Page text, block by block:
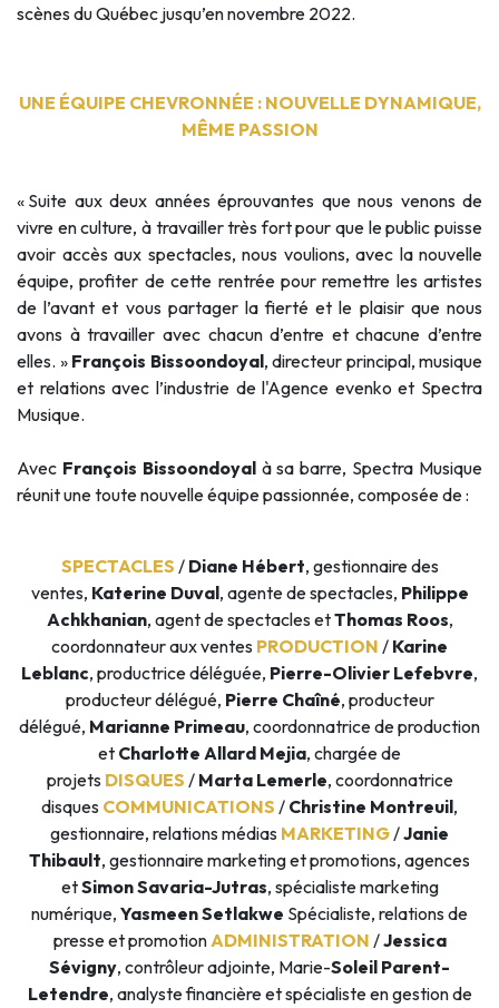
scènes du Québec jusqu’en novembre 2022.
UNE ÉQUIPE CHEVRONNÉE : NOUVELLE DYNAMIQUE,
MÊME PASSION
« Suite aux deux années éprouvantes que nous venons de
vivre en culture, à travailler très fort pour que le public puisse
avoir accès aux spectacles, nous voulions, avec la nouvelle
équipe, profiter de cette rentrée pour remettre les artistes
de l’avant et vous partager la fierté et le plaisir que nous
avons à travailler avec chacun d’entre et chacune d’entre
elles. » François Bissoondoyal, directeur principal, musique
et relations avec l’industrie de l'Agence evenko et Spectra
Musique.
Avec François Bissoondoyalà sa barre, Spectra Musique
réunit une toute nouvelle équipe passionnée, composée de :
SPECTACLES / Diane Hébert, gestionnaire des
ventes, Katerine Duval, agente de spectacles, Philippe
Achkhanian, agent de spectacles etThomas Roos,
coordonnateur aux ventes PRODUCTION / Karine
Leblanc, productrice déléguée, Pierre-Olivier Lefebvre,
producteur délégué, Pierre Chaîné, producteur
délégué, Marianne Primeau, coordonnatrice de production
et Charlotte Allard Mejia, chargée de
projets DISQUES / Marta Lemerle, coordonnatrice
disques COMMUNICATIONS / Christine Montreuil,
gestionnaire, relations médias MARKETING /Janie
Thibault, gestionnaire marketing et promotions, agences
etSimon Savaria-Jutras, spécialiste marketing
numérique, Yasmeen Setlakwe Spécialiste, relations de
presse et promotion ADMINISTRATION /Jessica
Sévigny, contrôleur adjointe, Marie-Soleil Parent-
Letendre, analyste financière et spécialiste en gestion de